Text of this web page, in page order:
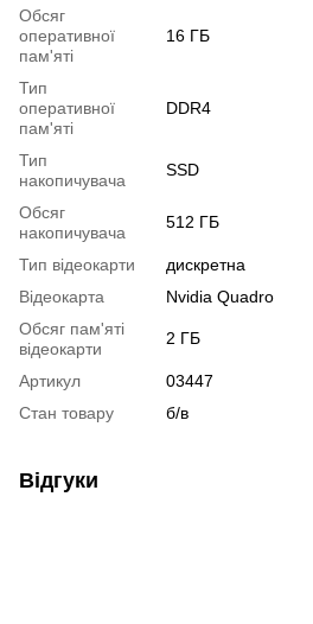
Обсяг
оперативної
пам'яті
16 ГБ
Тип
оперативної
пам'яті
DDR4
Тип
накопичувача
SSD
Обсяг
накопичувача
512 ГБ
Тип відеокарти
дискретна
Відеокарта
Nvidia Quadro
Обсяг пам'яті
відеокарти
2 ГБ
Артикул
03447
Стан товару
б/в
Відгуки